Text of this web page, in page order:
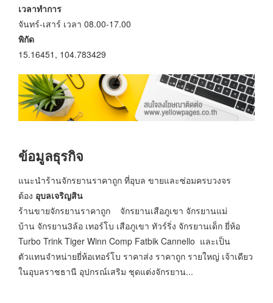
เวลาทำการ
จันทร์-เสาร์ เวลา 08.00-17.00
พิกัด
15.16451, 104.783429
ข้อมูลธุรกิจ
แนะนำร้านจักรยานราคาถูก ที่อุบล ขายและซ่อมครบวงจร
ต้อง อุบลเจริญสิน
ร้านขายจักรยานราคาถูก จักรยานเสือภูเขา จักรยานแม่
บ้าน จักรยาน3ล้อ เทอร์โบ เสือภูเขา ทัวร์ริ่ง จักรยานเด็ก ยี่ห้อ
Turbo Trink Tiger Winn Comp Fatbik Cannello และเป็น
ตัวแทนจำหน่ายยี่ห้อเทอร์โบ ราคาส่ง ราคาถูก รายใหญ่ เจ้าเดียว
ในอุบลราชธานี อุปกรณ์เสริม ชุดแต่งจักรยาน...